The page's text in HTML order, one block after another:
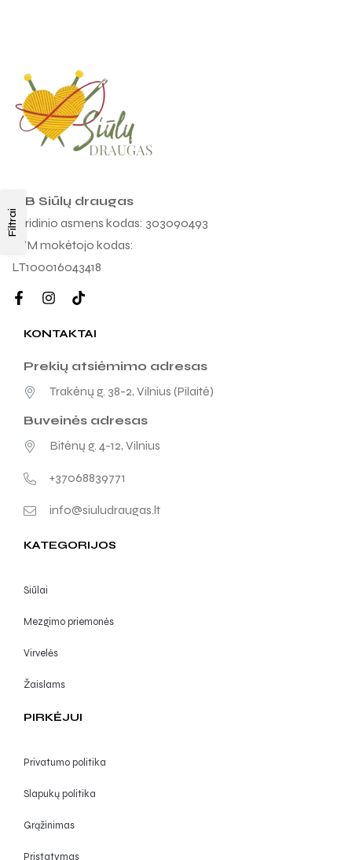
Filtrai
MB Siūlų draugas
Juridinio asmens kodas: 303090493
PVM mokėtojo kodas:
LT100016043418
KONTAKTAI
Prekių atsiėmimo adresas
Trakėnų g. 38-2, Vilnius (Pilaitė)
Buveinės adresas
Bitėnų g. 4-12, Vilnius
+37068839771
info@siuludraugas.lt
KATEGORIJOS
Siūlai
Mezgimo priemonės
Virvelės
Žaislams
PIRKĖJUI
Privatumo politika
Slapukų politika
Grąžinimas
Pristatymas